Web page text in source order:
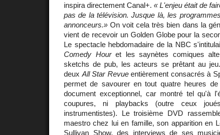
inspira directement Canal+. « L'enjeu était de
pas de la télévision. Jusque là, les
annonceurs.» On voit cela très bien dans la
vient de recevoir un Golden Globe pour la
Le spectacle hebdomadaire de la NBC
Comedy Houret les saynètes comiques
sketchs de pub, les acteurs se prêtant au
deux All Star Revueentièrement consacrés à
permet de savourer en tout quatre heures
document exceptionnel, car montré tel qu'à
coupures, ni playbacks (outre ceux
instrumentistes). Le troisième DVD
maestro chez lui en famille, son apparition en
Sullivan Show, des interviews de ses